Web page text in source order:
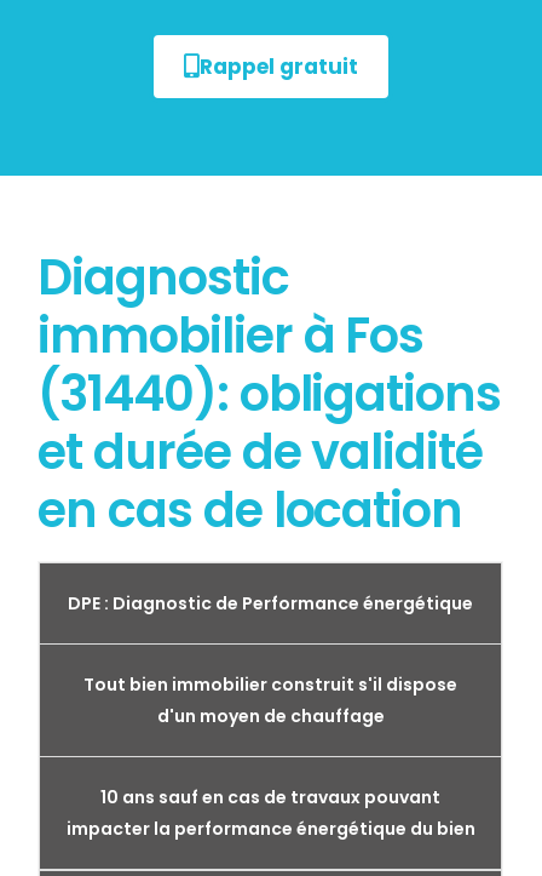
Rappel gratuit
Diagnostic
immobilier à Fos
(31440): obligations
et durée de validité
en cas de location
DPE : Diagnostic de Performance énergétique
Tout bien immobilier construit s'il dispose
d'un moyen de chauffage
10 ans sauf en cas de travaux pouvant
impacter la performance énergétique du bien